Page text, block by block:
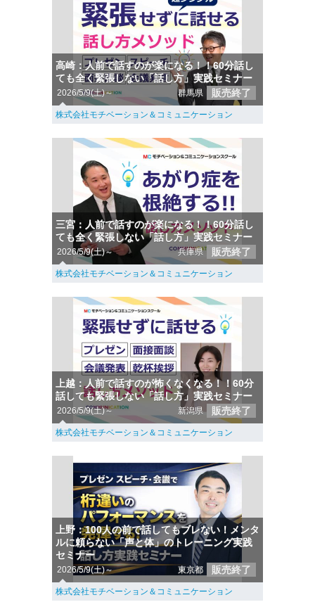
高崎：人前で話すのが楽になる！！60分話し
ても全く緊張しない「話し方」実践セミナー
2026/5/9(土)～ 群馬県 販売終了
株式会社モチベーション＆コミュニケーション
三宮：人前で話すのが楽になる！！60分話し
ても全く緊張しない「話し方」実践セミナー
2026/5/9(土)～ 兵庫県 販売終了
株式会社モチベーション＆コミュニケーション
上越：人前で話すのが怖くなくなる！！60分
話しても緊張しない「話し方」実践セミナー
2026/5/9(土)～ 新潟県 販売終了
株式会社モチベーション＆コミュニケーション
上野：100人の前で話してもブレない！メンタ
ルに頼らない「声と体」のトレーニング実践
セミナー
2026/5/9(土)～ 東京都 販売終了
株式会社モチベーション＆コミュニケーション